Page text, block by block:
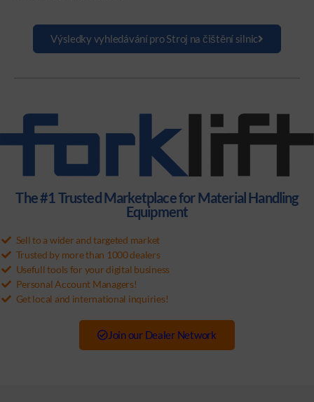
Výsledky vyhledávání pro Stroj na čištění silnic
The #1 Trusted Marketplace for Material Handling
Equipment
Sell to a wider and targeted market
Trusted by more than 1000 dealers
Usefull tools for your digital business
Personal Account Managers!
Get local and international inquiries!
Join our Dealer Network